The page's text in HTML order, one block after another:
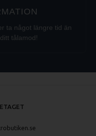
ta något längre tid än
tålamod!